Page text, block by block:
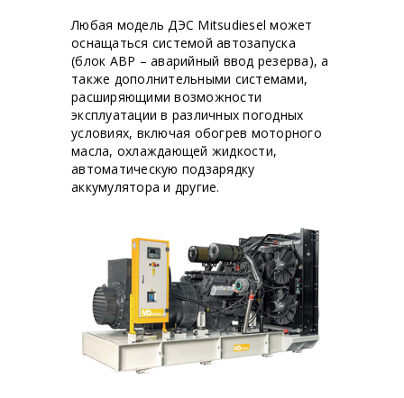
Любая модель ДЭС Mitsudiesel может
оснащаться системой автозапуска
(блок АВР – аварийный ввод резерва), а
также дополнительными системами,
расширяющими возможности
эксплуатации в различных погодных
условиях, включая обогрев моторного
масла, охлаждающей жидкости,
автоматическую подзарядку
аккумулятора и другие.